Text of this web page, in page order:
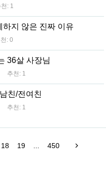
천: 1
지 않은 진짜 이유
: 0
36살 사장님
추천: 1
친/전여친
추천: 1
18 19 ... 450